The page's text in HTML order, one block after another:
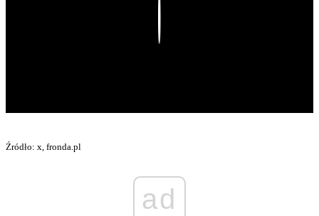
Źródło: x, fronda.pl
ad